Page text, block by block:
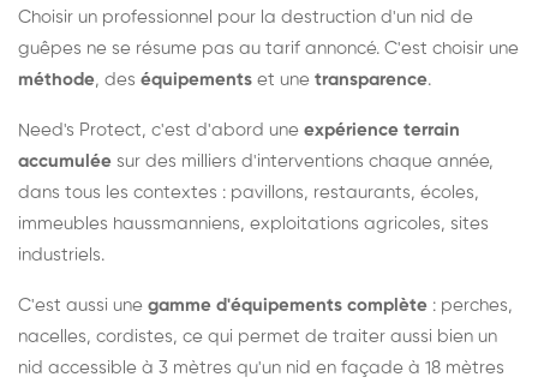
Choisir un professionnel pour la destruction d'un nid de
guêpes ne se résume pas au tarif annoncé. C'est choisir une
méthode, des équipements et une transparence.
Need's Protect, c'est d'abord une expérience terrain
accumulée sur des milliers d'interventions chaque année,
dans tous les contextes : pavillons, restaurants, écoles,
immeubles haussmanniens, exploitations agricoles, sites
industriels.
C'est aussi une gamme d'équipements complète : perches,
nacelles, cordistes, ce qui permet de traiter aussi bien un
nid accessible à 3 mètres qu'un nid en façade à 18 mètres